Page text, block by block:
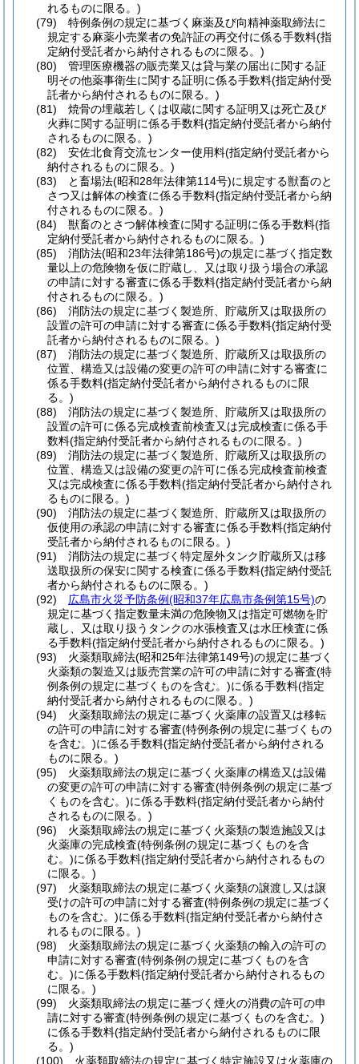
れるものに限る。)
(79)
特例条例の規定に基づく麻薬及び向精神薬取締法に
規定する麻薬小売業者の免許証の再交付に係る手数料(指
定納付受託者から納付されるものに限る。)
(80)
管理医療機器の販売業又は貸与業の届出に関する証
明その他薬事衛生に関する証明に係る手数料(指定納付受
託者から納付されるものに限る。)
(81)
焼骨の埋蔵若しくは収蔵に関する証明又は死亡及び
火葬に関する証明に係る手数料(指定納付受託者から納付
されるものに限る。)
(82)
安佐北食育交流センター使用料(指定納付受託者から
納付されるものに限る。)
(83)
と畜場法(昭和28年法律第114号)に規定する獣畜のと
さつ又は解体の検査に係る手数料(指定納付受託者から納
付されるものに限る。)
(84)
獣畜のとさつ解体検査に関する証明に係る手数料(指
定納付受託者から納付されるものに限る。)
(85)
消防法(昭和23年法律第186号)の規定に基づく指定数
量以上の危険物を仮に貯蔵し、又は取り扱う場合の承認
の申請に対する審査に係る手数料(指定納付受託者から納
付されるものに限る。)
(86)
消防法の規定に基づく製造所、貯蔵所又は取扱所の
設置の許可の申請に対する審査に係る手数料(指定納付受
託者から納付されるものに限る。)
(87)
消防法の規定に基づく製造所、貯蔵所又は取扱所の
位置、構造又は設備の変更の許可の申請に対する審査に
係る手数料(指定納付受託者から納付されるものに限
る。)
(88)
消防法の規定に基づく製造所、貯蔵所又は取扱所の
設置の許可に係る完成検査前検査又は完成検査に係る手
数料(指定納付受託者から納付されるものに限る。)
(89)
消防法の規定に基づく製造所、貯蔵所又は取扱所の
位置、構造又は設備の変更の許可に係る完成検査前検査
又は完成検査に係る手数料(指定納付受託者から納付され
るものに限る。)
(90)
消防法の規定に基づく製造所、貯蔵所又は取扱所の
仮使用の承認の申請に対する審査に係る手数料(指定納付
受託者から納付されるものに限る。)
(91)
消防法の規定に基づく特定屋外タンク貯蔵所又は移
送取扱所の保安に関する検査に係る手数料(指定納付受託
者から納付されるものに限る。)
(92)
広島市火災予防条例(昭和37年広島市条例第15号)の
規定に基づく指定数量未満の危険物又は指定可燃物を貯
蔵し、又は取り扱うタンクの水張検査又は水圧検査に係
る手数料(指定納付受託者から納付されるものに限る。)
(93)
火薬類取締法(昭和25年法律第149号)の規定に基づく
火薬類の製造又は販売営業の許可の申請に対する審査(特
例条例の規定に基づくものを含む。)に係る手数料(指定
納付受託者から納付されるものに限る。)
(94)
火薬類取締法の規定に基づく火薬庫の設置又は移転
の許可の申請に対する審査(特例条例の規定に基づくもの
を含む。)に係る手数料(指定納付受託者から納付される
ものに限る。)
(95)
火薬類取締法の規定に基づく火薬庫の構造又は設備
の変更の許可の申請に対する審査(特例条例の規定に基づ
くものを含む。)に係る手数料(指定納付受託者から納付
されるものに限る。)
(96)
火薬類取締法の規定に基づく火薬類の製造施設又は
火薬庫の完成検査(特例条例の規定に基づくものを含
む。)に係る手数料(指定納付受託者から納付されるもの
に限る。)
(97)
火薬類取締法の規定に基づく火薬類の譲渡し又は譲
受けの許可の申請に対する審査(特例条例の規定に基づく
ものを含む。)に係る手数料(指定納付受託者から納付さ
れるものに限る。)
(98)
火薬類取締法の規定に基づく火薬類の輸入の許可の
申請に対する審査(特例条例の規定に基づくものを含
む。)に係る手数料(指定納付受託者から納付されるもの
に限る。)
(99)
火薬類取締法の規定に基づく煙火の消費の許可の申
請に対する審査(特例条例の規定に基づくものを含む。)
に係る手数料(指定納付受託者から納付されるものに限
る。)
(100)
火薬類取締法の規定に基づく特定施設又は火薬庫の